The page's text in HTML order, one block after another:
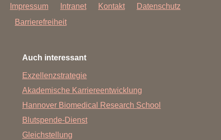
Impressum Intranet Kontakt
Datenschutz
Barrierefreiheit
Auch interessant
Exzellenzstrategie
Akademische Karriereentwicklung
Hannover Biomedical Research School
Blutspende-Dienst
Gleichstellung